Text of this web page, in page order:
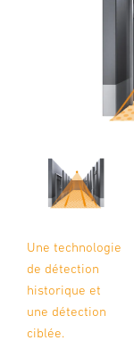
Une technologie
de détection
historique et
une détection
ciblée.